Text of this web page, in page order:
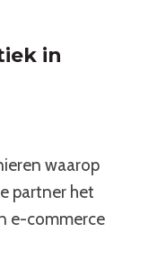
in
waarop
partner het
e-commerce